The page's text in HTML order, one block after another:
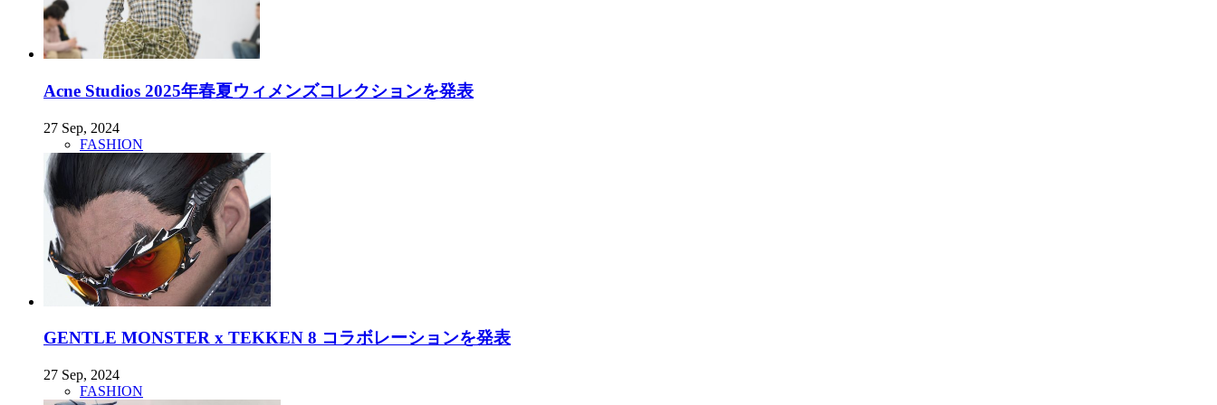
Acne Studios 2025年春夏ウィメンズコレクションを発表
27 Sep, 2024
FASHION
GENTLE MONSTER x TEKKEN 8 コラボレーションを発表
27 Sep, 2024
FASHION